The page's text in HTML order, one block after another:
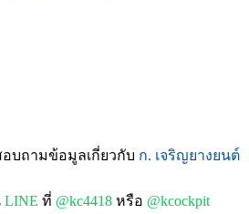
บถามข้อมูลเกี่ยวกับ ก. เจริญยางยนต์
LINE ที่ @kc4418 หรือ @kcockpit